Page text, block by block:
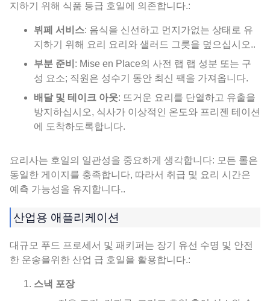
지하기 위해 식품 등급 호일에 의존합니다.:
뷔페 서비스: 음식을 신선하고 먼지가없는 상태로 유
지하기 위해 요리 요리와 샐러드 그릇을 덮으십시오..
부분 준비 : Mise en Place의 사전 랩 랩 성분 또는 구
성 요소; 직원은 성수기 동안 최신 팩을 가져옵니다.
배달 및 테이크 아웃: 뜨거운 요리를 단열하고 유출을
방지하십시오, 식사가 이상적인 온도와 프리젠 테이션
에 도착하도록합니다.
요리사는 호일의 일관성을 중요하게 생각합니다: 모든 롤은
동일한 게이지를 충족합니다, 따라서 취급 및 요리 시간은
예측 가능성을 유지합니다..
산업용 애플리케이션
대규모 푸드 프로세서 및 패키퍼는 장기 유선 수명 및 안전
한 운송을위한 산업 급 호일을 활용합니다.:
스낵 포장